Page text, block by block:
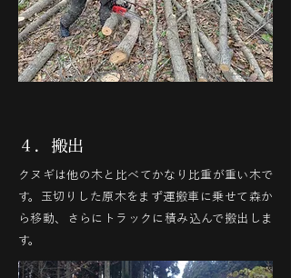
４．搬出
クヌギは他の木と比べてかなり比重が重い木で
す。玉切りした原木をまず運搬車に乗せて森か
ら移動、さらにトラックに積み込んで搬出しま
す。